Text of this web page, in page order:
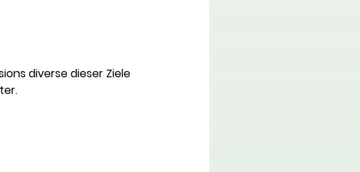
diverse dieser Ziele